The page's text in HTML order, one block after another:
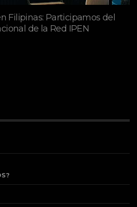
Filipinas: Participamos del
de la Red IPEN